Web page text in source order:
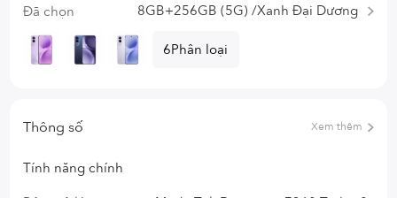
Đã chọn 8GB+256GB (5G) /Xanh Đại Dương
6Phân loại
Thông số Xem thêm
Tính năng chính